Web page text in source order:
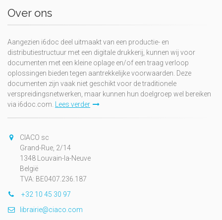
Over ons
Aangezien i6doc deel uitmaakt van een productie- en
distributiestructuur met een digitale drukkerij, kunnen wij voor
documenten met een kleine oplage en/of een traag verloop
oplossingen bieden tegen aantrekkelijke voorwaarden. Deze
documenten zijn vaak niet geschikt voor de traditionele
verspreidingsnetwerken, maar kunnen hun doelgroep wel bereiken
via i6doc.com.
Lees verder
CIACO sc
Grand-Rue, 2/14
1348 Louvain-la-Neuve
België
TVA: BE0407.236.187
+32 10 45 30 97
librairie@ciaco.com